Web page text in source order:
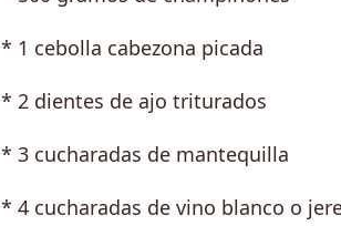
* 1 cebolla cabezona picada
* 2 dientes de ajo triturados
* 3 cucharadas de mantequilla
* 4 cucharadas de vino blanco o